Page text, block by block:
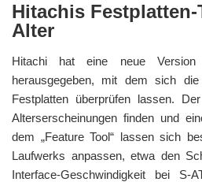
Hitachis
Alter
Hitachi hat eine neue
herausgegeben, mit dem sich
Festplatten überprüfen lassen.
Alterserscheinungen finden und
dem „Feature Tool“ lassen sich
Laufwerks anpassen, etwa den
Interface-Geschwindigkeit bei S-